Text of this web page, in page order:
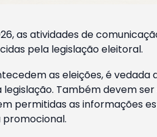
as atividades de
pela legislação eleitoral.
as eleições, é
Também devem
permitidas as informações